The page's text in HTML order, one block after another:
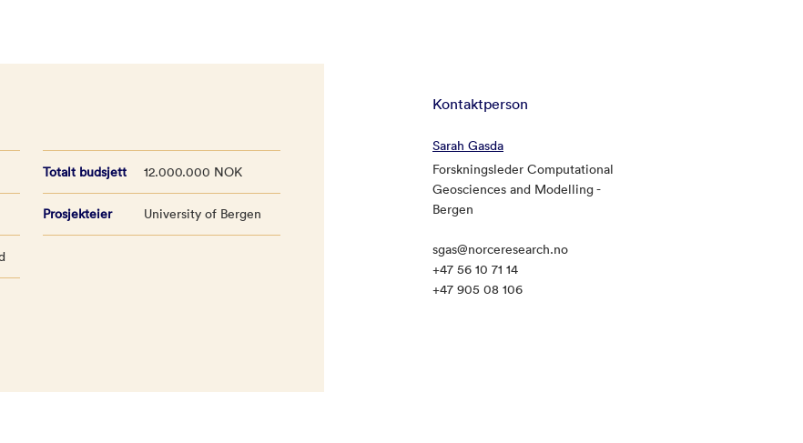
Totalt budsjett 12.000.000 NOK
Prosjekteier University of Bergen
Kontaktperson
Sarah Gasda
Forskningsleder Computational
Geosciences and Modelling -
Bergen
sgas@norceresearch.no
+47 56 10 71 14
+47 905 08 106